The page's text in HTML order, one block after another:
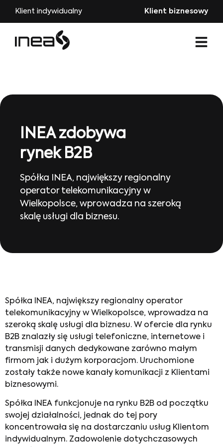
Klient indywidualny Klient biznesowy
INEA zdobywa
rynek B2B
Spółka INEA, największy regionalny
operator telekomunikacyjny w
Wielkopolsce, wprowadza na szeroką
skalę usługi dla biznesu.
Spółka INEA, największy regionalny operator
telekomunikacyjny w Wielkopolsce, wprowadza na
szeroką skalę usługi dla biznesu. W ofercie dla rynku
B2B znalazły się usługi telefoniczne, internetowe i
transmisji danych dedykowane zarówno małym
firmom jak i dużym korporacjom. Uruchomione
zostały także nowe kanały komunikacji z Klientami
biznesowymi.
Spółka INEA funkcjonuje na rynku B2B od początku
swojej działalności, jednak do tej pory
koncentrowała się na dostarczaniu usług Klientom
indywidualnym. Zadowolenie dotychczasowych